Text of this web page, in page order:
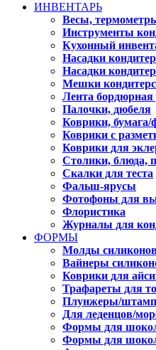
ИНВЕНТАРЬ
Весы,
Инструменты
Кухонный
Насадки
Насадки
Мешки
Лента бордюрная
Палочки, дюбеля
Коврики, бумага/
Коврики с
Коврики для
Столики, блюда,
Скалки для теста
Фальш-ярусы
Фотофоны для
Флористика
Журналы для
ФОРМЫ
Молды
Вайнеры
Коврики для
Трафареты для
Плунжеры/
Для леденцов/
Формы для
Формы для